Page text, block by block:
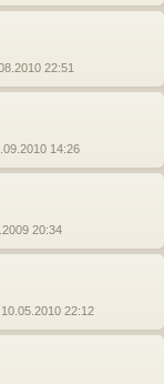
22:51
14:26
20:34
10.05.2010 22:12